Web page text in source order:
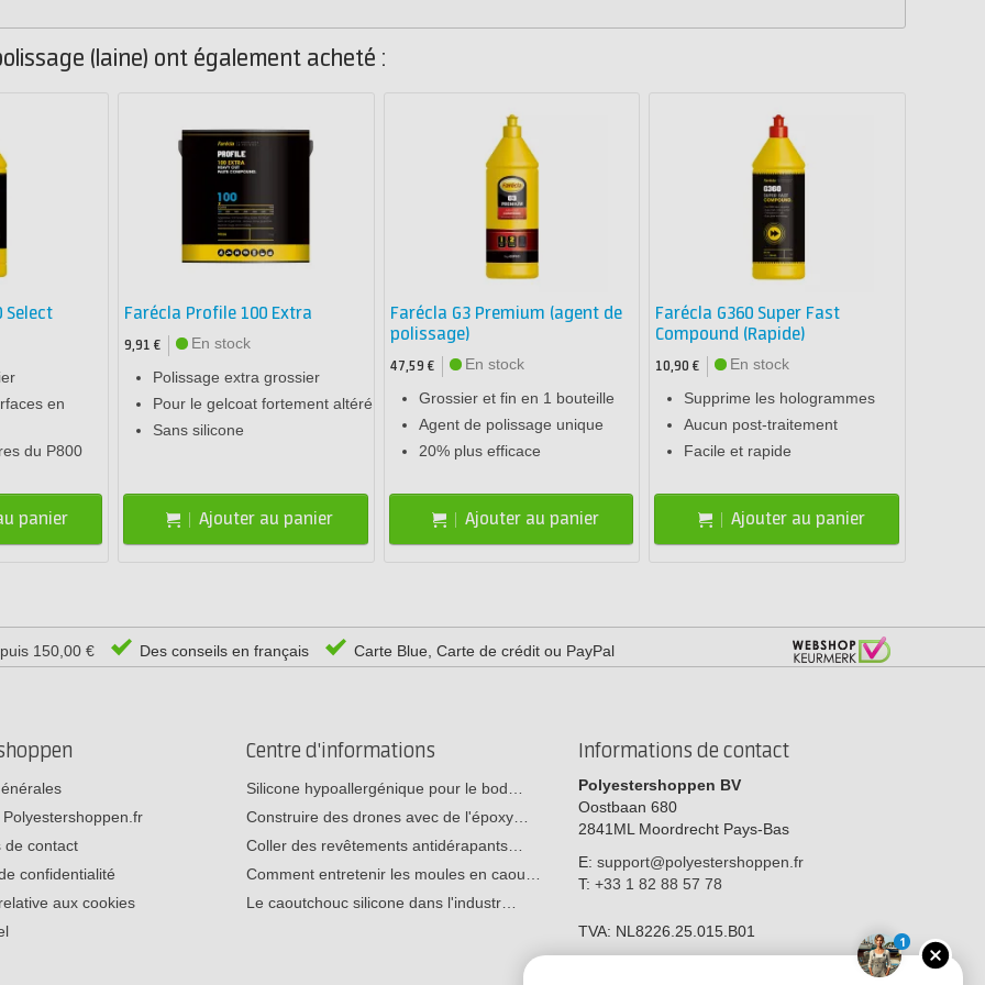
(laine) ont également acheté :
Select
en
du P800
panier
Farécla Profile 100 Extra
9,91 €
En stock
Polissage extra grossier
Pour le gelcoat fortement altéré
Sans silicone
Ajouter au panier
Farécla G3 Premium (agent de
polissage)
47,59 €
En stock
Grossier et fin en 1 bouteille
Agent de polissage unique
20% plus efficace
Ajouter au panier
Farécla G360 Super Fast
Compound (Rapide)
10,90 €
En stock
Supprime les hologrammes
Aucun post-traitement
Facile et rapide
Ajouter au panier
150,00 € Des conseils en français Carte Blue, Carte de crédit ou PayPal
de contact
confidentialité
aux cookies
Centre d'informations
Silicone hypoallergénique pour le bod…
Construire des drones avec de l'époxy…
Coller des revêtements antidérapants…
Comment entretenir les moules en caou…
Le caoutchouc silicone dans l'industr…
Informations de contact
Polyestershoppen BV
Oostbaan 680
2841ML Moordrecht Pays-Bas
E: support@polyestershoppen.fr
T: +33 1 82 88 57 78
TVA: NL8226.25.015.B01
1